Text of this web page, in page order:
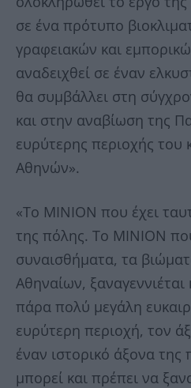
σε ένα πρότυπο
γραφειακών και
αναδειχθεί σε έναν
θα συμβάλλει στη
και στην αναβίωση της
ευρύτερης περιοχής του
Αθηνών».
«Το ΜΙΝΙΟΝ που έχει
της πόλης. Το ΜΙΝΙΟΝ
συναισθήματα, τα
Αθηναίων, ξαναγεννιέται
πάρα πολύ μεγάλη
ευρύτερη περιοχή, τον
έναν ιστορικό άξονα της
μπορεί και πρέπει να